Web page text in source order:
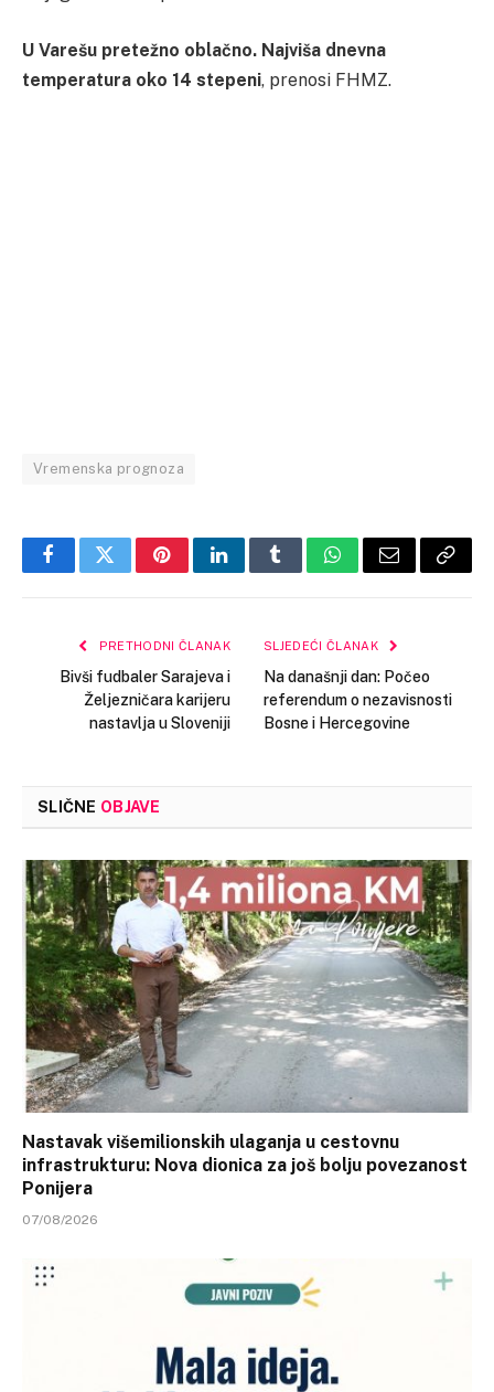
U Varešu pretežno oblačno. Najviša dnevna
temperatura oko 14 stepeni, prenosi FHMZ.
Vremenska prognoza
FacebookTwitterPinterestLinkedInTumblrWhatsApp
Email Copy
PRETHODNI ČLANAK
Bivši fudbaler Sarajeva i
Željezničara karijeru
nastavlja u Sloveniji
SLJEDEĆI ČLANAK
Na današnji dan: Počeo
referendum o nezavisnosti
Bosne i Hercegovine
SLIČNE OBJAVE
Nastavak višemilionskih ulaganja u cestovnu
infrastrukturu: Nova dionica za još bolju povezanost
Ponijera
07/08/2026